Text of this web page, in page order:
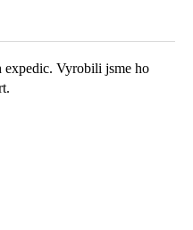
Vyrobili jsme ho